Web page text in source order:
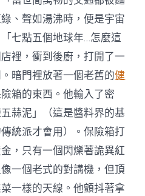
、聲如湯沸時，便是宇宙
七點五個地球年…怎麼這
裡，衝到後廚，打開了一
暗門裡放著一個老舊的健
箱的東西。他輸入了密
蒜泥」（這是醬料界的基
統派才會用）。保險箱打
，只有一個閃爍著詭異紅
一個老式的對講機，但頂
一樣的天線。他顫抖著拿